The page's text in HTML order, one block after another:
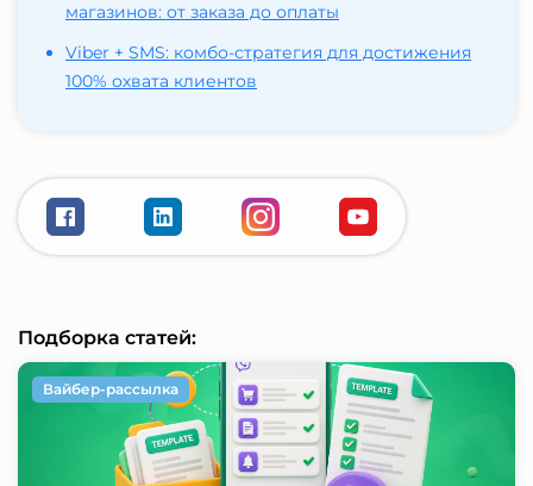
магазинов: от заказа до оплаты
Viber + SMS: комбо-стратегия для достижения
100% охвата клиентов
Подборка статей:
Вайбер-рассылка